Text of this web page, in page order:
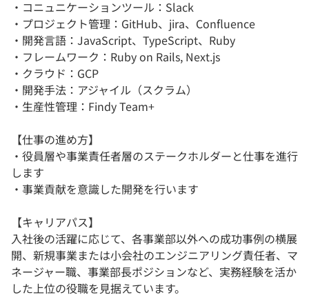
・コニュニケーションツール：Slack
・プロジェクト管理：GitHub、jira、Confluence
・開発言語：JavaScript、TypeScript、Ruby
・フレームワーク：Ruby on Rails, Next.js
・クラウド：GCP
・開発手法：アジャイル（スクラム）
・生産性管理：Findy Team+
【仕事の進め方】
・役員層や事業責任者層のステークホルダーと仕事を進行
します
・事業貢献を意識した開発を行います
【キャリアパス】
入社後の活躍に応じて、各事業部以外への成功事例の横展
開、新規事業または小会社のエンジニアリング責任者、マ
ネージャー職、事業部長ポジションなど、実務経験を活か
した上位の役職を見据えています。